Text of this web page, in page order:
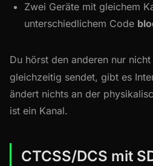
Zwei Geräte mit gleichem
unterschiedlichem Code
Du hörst den anderen nur
gleichzeitig sendet, gibt es
ändert nichts an der
ist ein Kanal.
CTCSS/DCS mit